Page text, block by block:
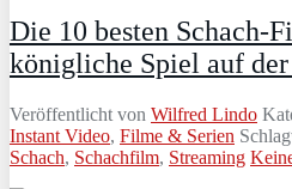
Die 10 besten Schach-
königliche Spiel auf
Veröffentlicht von Wilfred Lindo
Instant Video, Filme & Serien
Schach, Schachfilm, Streaming